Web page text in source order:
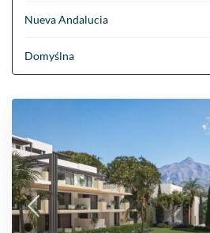
Nueva Andalucia
Domyślna